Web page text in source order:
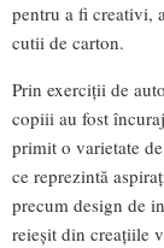
pentru a fi creativi,
cutii de carton.
Prin exerciții de
copiii au fost
primit o varietate
ce reprezintă
precum design de
reieșit din creațiile